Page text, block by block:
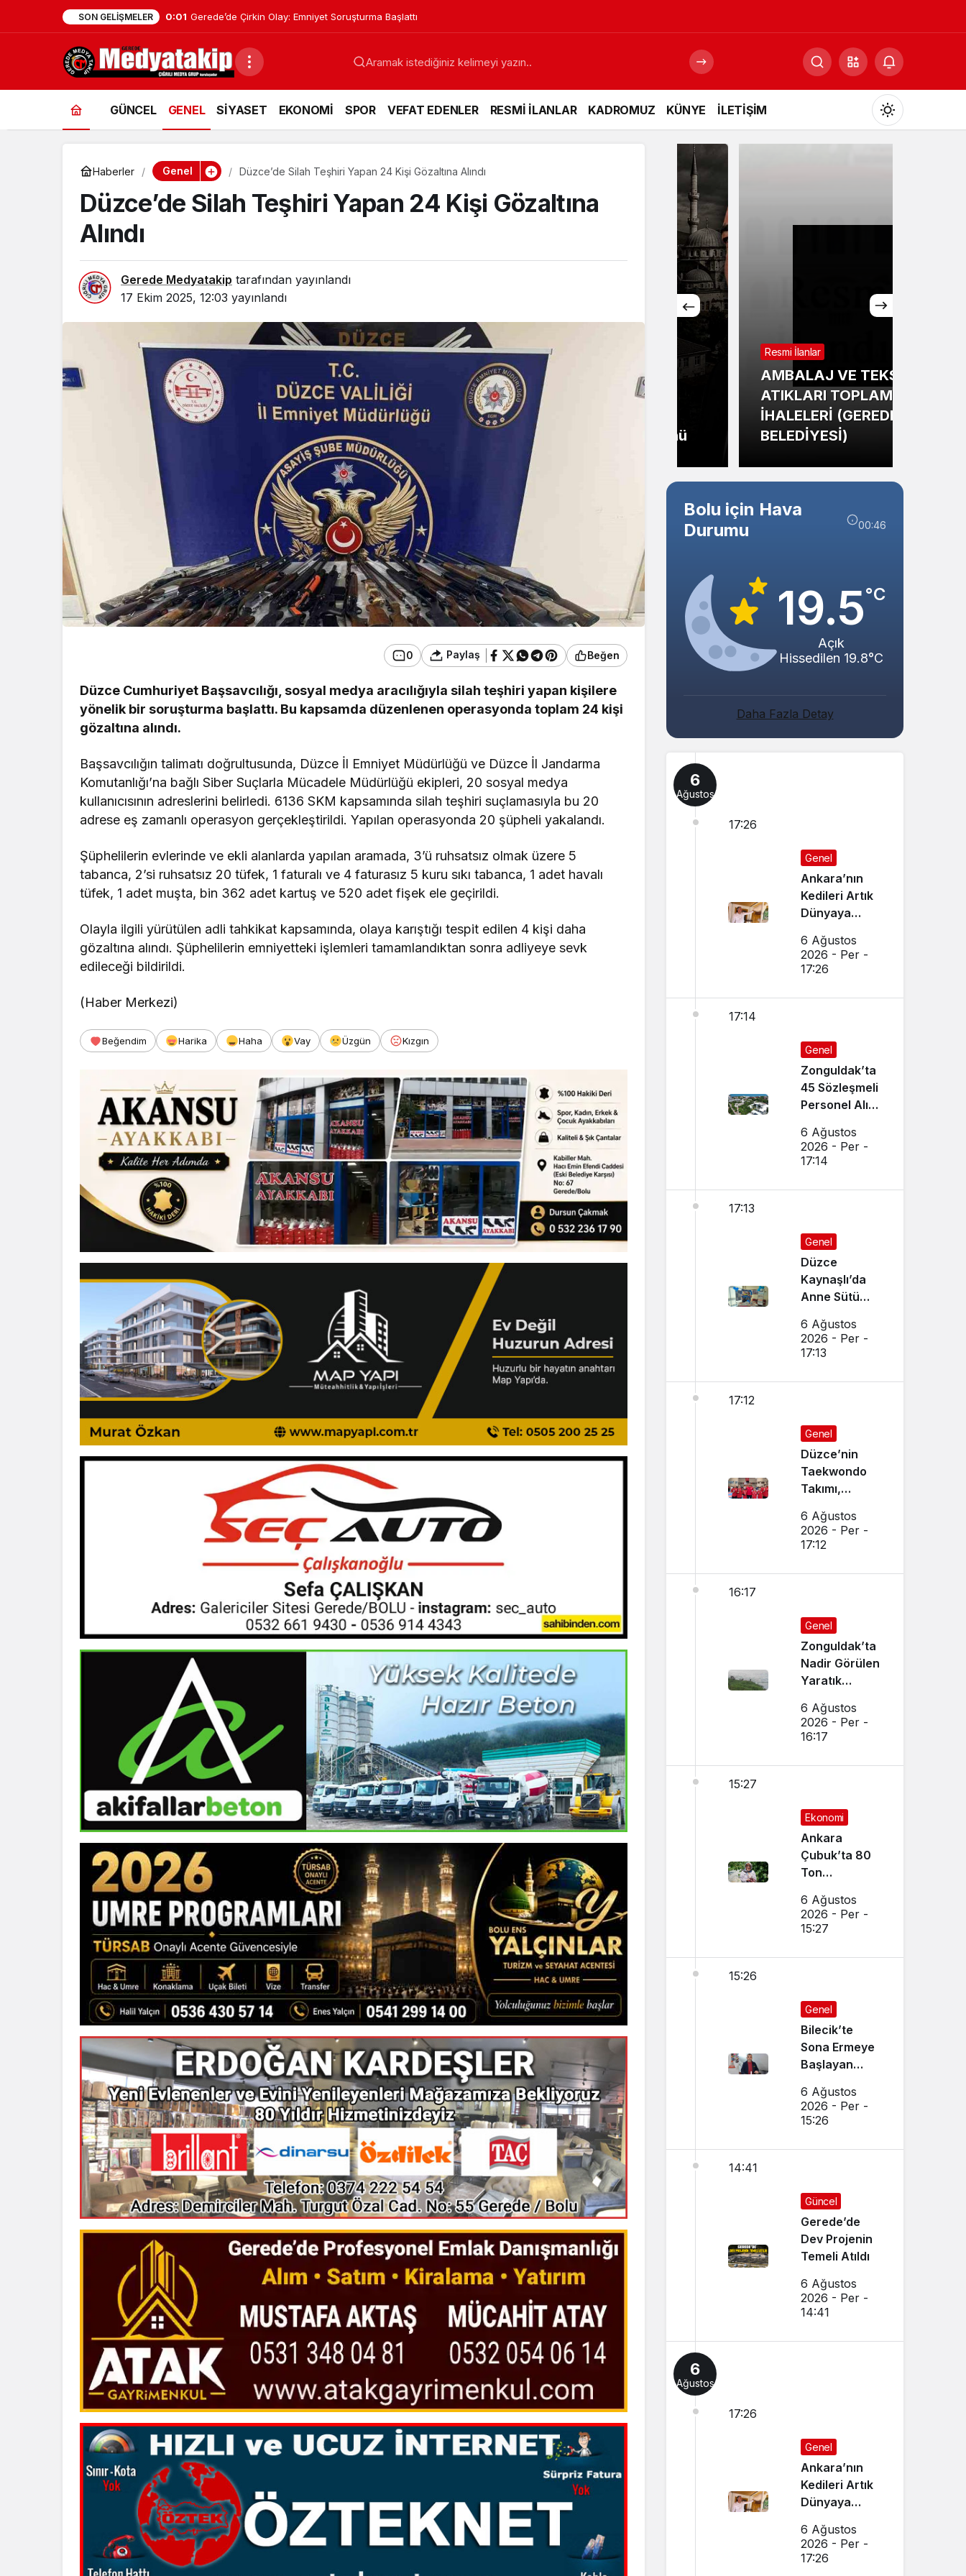
SON GELIŞMELER 0:01 Geredeli Tanınmış Siyasetçinin Acı Günü
GÜNCEL GENEL SİYASET EKONOMİ SPOR VEFAT EDENLER RESMİ İLANLAR KADROMUZ KÜNYE İLETİŞİM
Mod
değiştir
Gündüz Modu
Sistem Modu
Sistem modunu seçin.
Haberler Genel Düzce’de Silah Teşhiri Yapan 24 Kişi Gözaltına Alındı
Düzce’de Silah Teşhiri Yapan 24 Kişi Gözaltına
Alındı
Gerede Medyatakip tarafından yayınlandı
17 Ekim 2025, 12:03 yayınlandı
0 Paylaş Beğen
Düzce Cumhuriyet Başsavcılığı, sosyal medya aracılığıyla silah teşhiri yapan kişilere
yönelik bir soruşturma başlattı. Bu kapsamda düzenlenen operasyonda toplam 24 kişi
gözaltına alındı.
Başsavcılığın talimatı doğrultusunda, Düzce İl Emniyet Müdürlüğü ve Düzce İl Jandarma
Komutanlığı’na bağlı Siber Suçlarla Mücadele Müdürlüğü ekipleri, 20 sosyal medya
kullanıcısının adreslerini belirledi. 6136 SKM kapsamında silah teşhiri suçlamasıyla bu 20
adrese eş zamanlı operasyon gerçekleştirildi. Yapılan operasyonda 20 şüpheli yakalandı.
Şüphelilerin evlerinde ve ekli alanlarda yapılan aramada, 3’ü ruhsatsız olmak üzere 5
tabanca, 2’si ruhsatsız 20 tüfek, 1 faturalı ve 4 faturasız 5 kuru sıkı tabanca, 1 adet havalı
tüfek, 1 adet muşta, bin 362 adet kartuş ve 520 adet fişek ele geçirildi.
Olayla ilgili yürütülen adli tahkikat kapsamında, olaya karıştığı tespit edilen 4 kişi daha
gözaltına alındı. Şüphelilerin emniyetteki işlemleri tamamlandıktan sonra adliyeye sevk
edileceği bildirildi.
(Haber Merkezi)
Beğendim Harika Haha Vay Üzgün Kızgın
Gerede’de Çirkin Olay:
Emniyet Soruşturma
Güncel
Geredeli Tanınmış
Siyasetçinin Acı Günü
Resmi İlanlar
AMBALAJ VE TEKSTİL
ATIKLARI TOPLAMA
İHALELERİ (GEREDE
BELEDİYESİ)
Bolu için Hava
Durumu
00:46
19.5°C
Açık
Hissedilen 19.8°C
Daha Fazla Detay
6
Ağustos
17:26
Genel
Ankara’nın
Kedileri Artık
Dünyaya
Tanıtılıyor
6 Ağustos
2026 - Per -
17:26
17:14
Genel
Zonguldak’ta
45 Sözleşmeli
Personel Alımı
6 Ağustos
2026 - Per -
17:14
17:13
Genel
Düzce
Kaynaşlı’da
Anne Sütü
İçin Etkinlik
Düzenlendi
6 Ağustos
2026 - Per -
17:13
17:12
Genel
Düzce’nin
Taekwondo
Takımı,
Başarı
Sağladı
6 Ağustos
2026 - Per -
17:12
16:17
Genel
Zonguldak’ta
Nadir Görülen
Yaratık
6 Ağustos
2026 - Per -
16:17
15:27
Ekonomi
Ankara
Çubuk’ta 80
Ton
6 Ağustos
2026 - Per -
15:27
15:26
Genel
Bilecik’te
Sona Ermeye
Başlayan
Sürdürüyor
6 Ağustos
2026 - Per -
15:26
14:41
Güncel
Gerede’de
Dev Projenin
Temeli Atıldı
6 Ağustos
2026 - Per -
14:41
6
Ağustos
17:26
Genel
Ankara’nın
Kedileri Artık
Dünyaya
Tanıtılıyor
6 Ağustos
2026 - Per -
17:26